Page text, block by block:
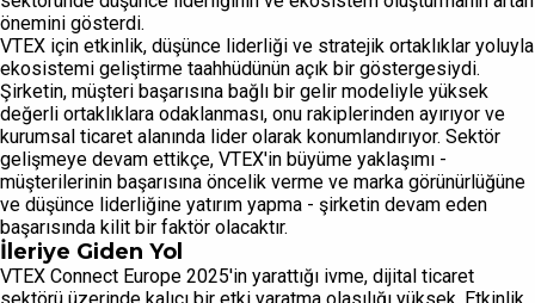
önemini gösterdi.
VTEX için etkinlik, düşünce liderliği ve stratejik ortaklıklar yoluyla
ekosistemi geliştirme taahhüdünün açık bir göstergesiydi.
Şirketin, müşteri başarısına bağlı bir gelir modeliyle yüksek
değerli ortaklıklara odaklanması, onu rakiplerinden ayırıyor ve
kurumsal ticaret alanında lider olarak konumlandırıyor. Sektör
gelişmeye devam ettikçe, VTEX'in büyüme yaklaşımı -
müşterilerinin başarısına öncelik verme ve marka görünürlüğüne
ve düşünce liderliğine yatırım yapma - şirketin devam eden
başarısında kilit bir faktör olacaktır.
İleriye Giden Yol
VTEX Connect Europe 2025'in yarattığı ivme, dijital ticaret